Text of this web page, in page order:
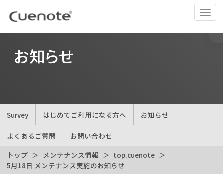
ナ
ビ
ゲ
切
お知らせ
Survey はじめてご利用になる方へ お知らせ
よくあるご質問
お問い合わせ
トップ
メンテナンス情報
top.cuenote
5月18日 メンテナンス実施のお知らせ